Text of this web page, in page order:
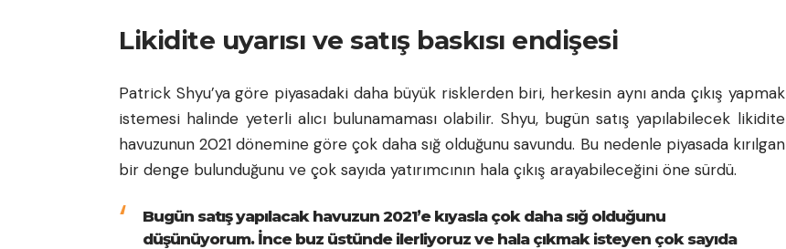
Likidite uyarısı ve satış baskısı endişesi
Patrick Shyu’ya göre piyasadaki daha büyük risklerden biri, herkesin aynı anda çıkış yapmak
istemesi halinde yeterli alıcı bulunamaması olabilir. Shyu, bugün satış yapılabilecek likidite
havuzunun 2021 dönemine göre çok daha sığ olduğunu savundu. Bu nedenle piyasada kırılgan
bir denge bulunduğunu ve çok sayıda yatırımcının hala çıkış arayabileceğini öne sürdü.
Bugün satış yapılacak havuzun 2021’e kıyasla çok daha sığ olduğunu
düşünüyorum. İnce buz üstünde ilerliyoruz ve hala çıkmak isteyen çok sayıda